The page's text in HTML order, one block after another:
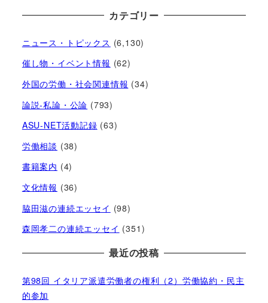
カテゴリー
ニュース・トピックス (6,130)
催し物・イベント情報 (62)
外国の労働・社会関連情報 (34)
論説-私論・公論 (793)
ASU-NET活動記録 (63)
労働相談 (38)
書籍案内 (4)
文化情報 (36)
脇田滋の連続エッセイ (98)
森岡孝二の連続エッセイ (351)
最近の投稿
第98回 イタリア派遣労働者の権利（2）労働協約・民主
的参加